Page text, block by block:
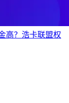
高？浩卡联盟权